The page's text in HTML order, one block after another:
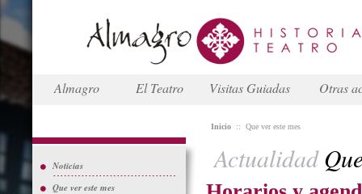
Almagro El Teatro Visitas Guiadas Otras
Noticias
Que ver este mes
Inicio :: Que ver este mes
Actualidad